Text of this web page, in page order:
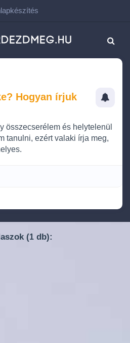
Hogyan írjuk
összecserélem és helytelenül
tanulni, ezért valaki írja meg,
(1 db):